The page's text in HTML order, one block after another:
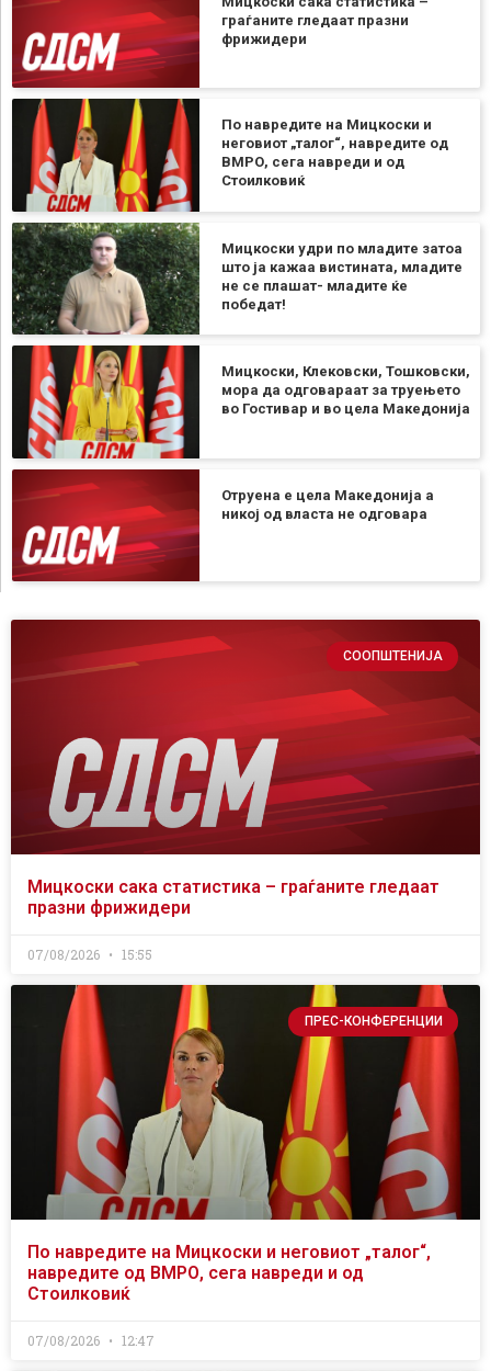
граѓаните гледаат празни
фрижидери
По навредите на Мицкоски и
неговиот „талог“, навредите од
ВМРО, сега навреди и од
Стоилковиќ
Мицкоски удри по младите затоа
што ја кажаа вистината, младите
не се плашат- младите ќе
победат!
Мицкоски, Клековски, Тошковски,
мора да одговараат за труењето
во Гостивар и во цела Македонија
Отруена е цела Македонија а
никој од власта не одговара
СООПШТЕНИЈА
Мицкоски сака статистика – граѓаните гледаат
празни фрижидери
07/08/2026 15:55
ПРЕС-КОНФЕРЕНЦИИ
По навредите на Мицкоски и неговиот „талог“,
навредите од ВМРО, сега навреди и од
Стоилковиќ
07/08/2026 12:47